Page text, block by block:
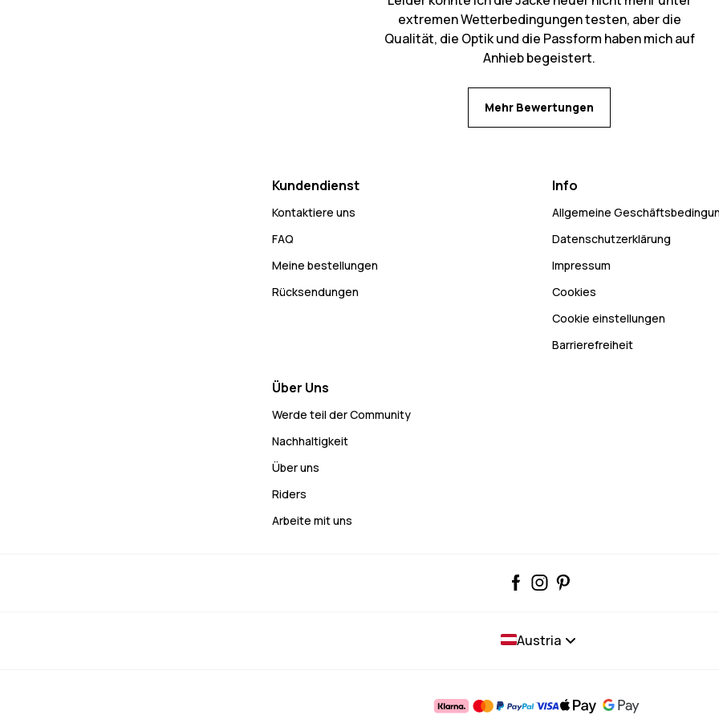
extremen Wetterbedingungen testen, aber die
Qualität, die Optik und die Passform haben mich auf
Anhieb begeistert.
Mehr Bewertungen
Kundendienst
Kontaktiere uns
FAQ
Meine bestellungen
Rücksendungen
Info
Allgemeine
Datenschutzerklärung
Impressum
Cookies
Cookie einstellungen
Barrierefreiheit
Über Uns
Werde teil der Community
Nachhaltigkeit
Über uns
Riders
Arbeite mit uns
Austria